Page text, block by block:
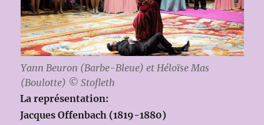
Yann Beuron (Barbe-Bleue) et Héloïse Mas
(Boulotte) © Stofleth
La représentation:
Jacques Offenbach (1819-1880)